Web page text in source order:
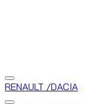
RENAULT /DACIA